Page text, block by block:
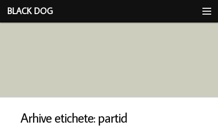
BLACK DOG
Arhive etichete: partid